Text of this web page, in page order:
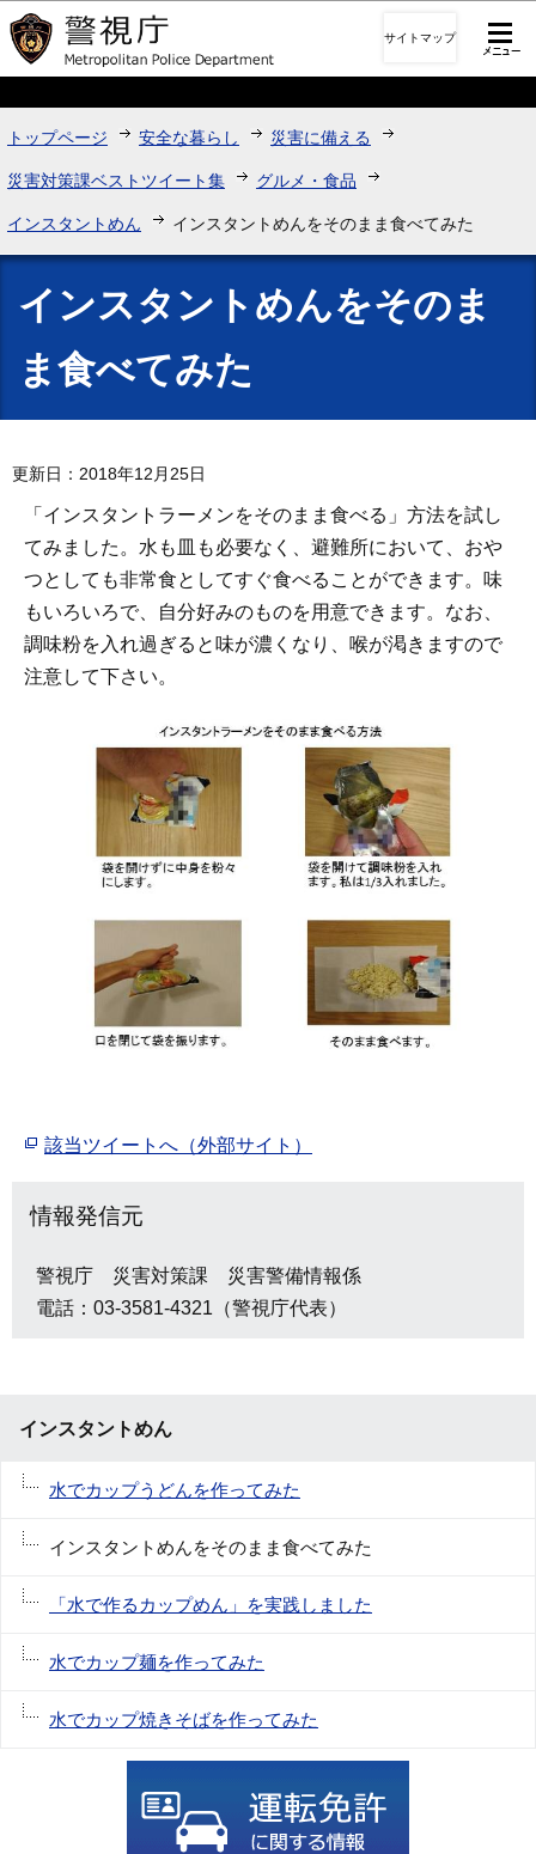
このページの本文へ移動
サイトマップ
トップページ 安全な暮らし 災害に備える
災害対策課ベストツイート集 グルメ・食品
インスタントめん インスタントめんをそのまま食べてみた
インスタントめんをそのま
ま食べてみた
更新日：2018年12月25日
「インスタントラーメンをそのまま食べる」方法を試し
てみました。水も皿も必要なく、避難所において、おや
つとしても非常食としてすぐ食べることができます。味
もいろいろで、自分好みのものを用意できます。なお、
調味粉を入れ過ぎると味が濃くなり、喉が渇きますので
注意して下さい。
該当ツイートへ（外部サイト）
情報発信元
警視庁 災害対策課 災害警備情報係
電話：03-3581-4321（警視庁代表）
インスタントめん
水でカップうどんを作ってみた
インスタントめんをそのまま食べてみた
「水で作るカップめん」を実践しました
水でカップ麺を作ってみた
水でカップ焼きそばを作ってみた